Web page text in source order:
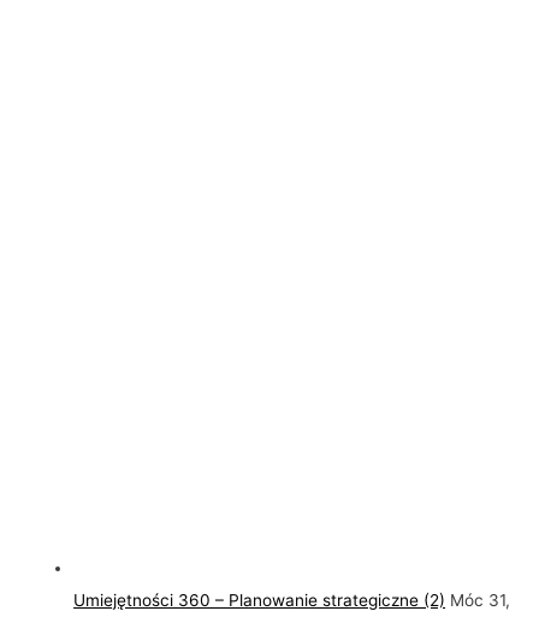
Umiejętności 360 – Planowanie strategiczne (2) Móc 31,